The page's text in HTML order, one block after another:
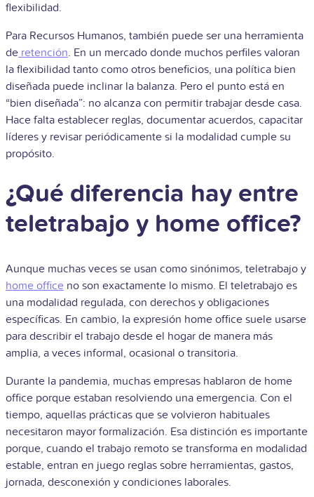
flexibilidad.
Para Recursos Humanos, también puede ser una herramienta
de retención. En un mercado donde muchos perfiles valoran
la flexibilidad tanto como otros beneficios, una política bien
diseñada puede inclinar la balanza. Pero el punto está en
“bien diseñada”: no alcanza con permitir trabajar desde casa.
Hace falta establecer reglas, documentar acuerdos, capacitar
líderes y revisar periódicamente si la modalidad cumple su
propósito.
¿Qué diferencia hay entre
teletrabajo y home office?
Aunque muchas veces se usan como sinónimos, teletrabajo y
home office no son exactamente lo mismo. El teletrabajo es
una modalidad regulada, con derechos y obligaciones
específicas. En cambio, la expresión home office suele usarse
para describir el trabajo desde el hogar de manera más
amplia, a veces informal, ocasional o transitoria.
Durante la pandemia, muchas empresas hablaron de home
office porque estaban resolviendo una emergencia. Con el
tiempo, aquellas prácticas que se volvieron habituales
necesitaron mayor formalización. Esa distinción es importante
porque, cuando el trabajo remoto se transforma en modalidad
estable, entran en juego reglas sobre herramientas, gastos,
jornada, desconexión y condiciones laborales.